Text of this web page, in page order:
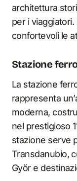
architettura
per i
confortevoli le
Stazione
La stazione
rappresenta
moderna,
nel prestigioso
stazione serve
Transdanubio,
Győr e